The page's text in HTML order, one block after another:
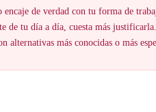
encaje de verdad con tu forma de
de tu día a día, cuesta más justificarla.
alternativas más conocidas o más